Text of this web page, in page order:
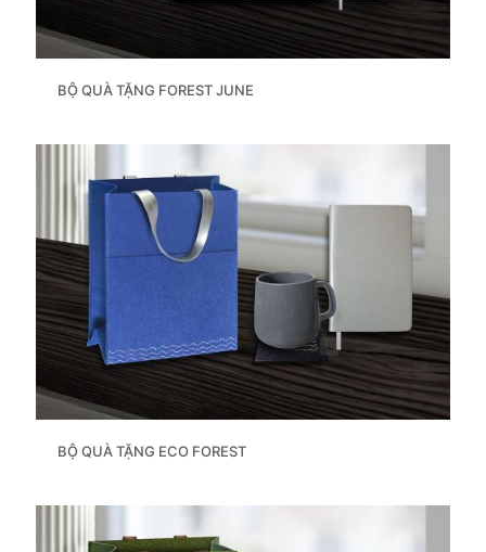
BỘ QUÀ TẶNG FOREST JUNE
BỘ QUÀ TẶNG ECO FOREST